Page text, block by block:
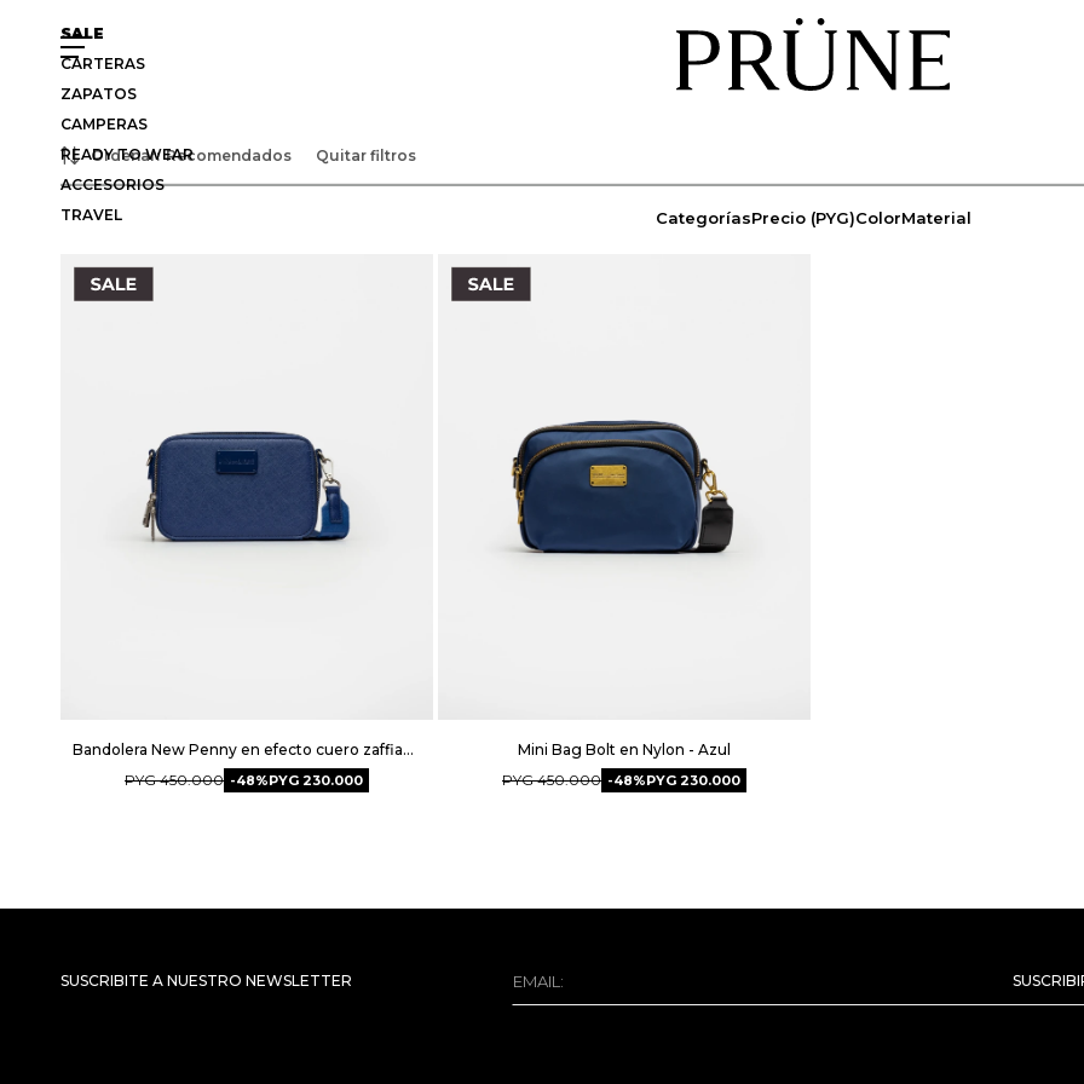
SALE
CARTERAS
ZAPATOS
CAMPERAS
READY TO WEAR
ACCESORIOS
TRAVEL
Quitar filtros
Recomendados
Bandolera New Penny en efecto cuero zaffiano - Azul
PYG 450.000 48 PYG 230.000
Mini Bag Bolt en Nylon - Azul
PYG 450.000 48 PYG 230.000
CategoríasPrecio (PYG)ColorMaterial
SUSCRIBITE A NUESTRO NEWSLETTER